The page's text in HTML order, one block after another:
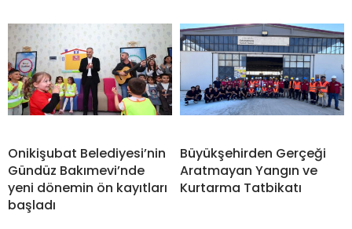
Onikişubat Belediyesi’nin
Gündüz Bakımevi’nde
yeni dönemin ön kayıtları
başladı
Büyükşehirden Gerçeği
Aratmayan Yangın ve
Kurtarma Tatbikatı